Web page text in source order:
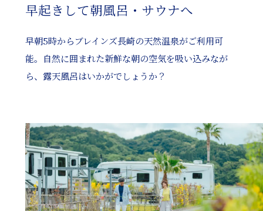
早起きして朝風呂・サウナへ
早朝5時からブレインズ長崎の天然温泉がご利用可
能。自然に囲まれた新鮮な朝の空気を吸い込みなが
ら、露天風呂はいかがでしょうか？